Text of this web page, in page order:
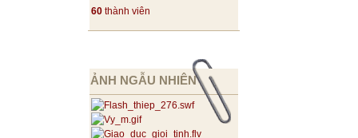
60 thành viên
ẢNH NGẪU NHIÊN